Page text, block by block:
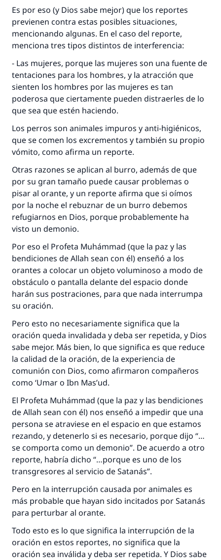
Es por eso (y Dios sabe mejor) que los reportes
previenen contra estas posibles situaciones,
mencionando algunas. En el caso del reporte,
menciona tres tipos distintos de interferencia:
- Las mujeres, porque las mujeres son una fuente de
tentaciones para los hombres, y la atracción que
sienten los hombres por las mujeres es tan
poderosa que ciertamente pueden distraerles de lo
que sea que estén haciendo.
Los perros son animales impuros y anti-higiénicos,
que se comen los excrementos y también su propio
vómito, como afirma un reporte.
Otras razones se aplican al burro, además de que
por su gran tamaño puede causar problemas o
pisar al orante, y un reporte afirma que si oímos
por la noche el rebuznar de un burro debemos
refugiarnos en Dios, porque probablemente ha
visto un demonio.
Por eso el Profeta Muhámmad (que la paz y las
bendiciones de Allah sean con él) enseñó a los
orantes a colocar un objeto voluminoso a modo de
obstáculo o pantalla delante del espacio donde
harán sus postraciones, para que nada interrumpa
su oración.
Pero esto no necesariamente significa que la
oración queda invalidada y deba ser repetida, y Dios
sabe mejor. Más bien, lo que significa es que reduce
la calidad de la oración, de la experiencia de
comunión con Dios, como afirmaron compañeros
como ‘Umar o Ibn Mas’ud.
El Profeta Muhámmad (que la paz y las bendiciones
de Allah sean con él) nos enseñó a impedir que una
persona se atraviese en el espacio en que estamos
rezando, y detenerlo si es necesario, porque dijo “…
se comporta como un demonio”. De acuerdo a otro
reporte, habría dicho “…porque es uno de los
transgresores al servicio de Satanás”.
Pero en la interrupción causada por animales es
más probable que hayan sido incitados por Satanás
para perturbar al orante.
Todo esto es lo que significa la interrupción de la
oración en estos reportes, no significa que la
oración sea inválida y deba ser repetida. Y Dios sabe